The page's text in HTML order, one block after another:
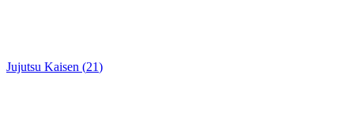
Jujutsu Kaisen (21)